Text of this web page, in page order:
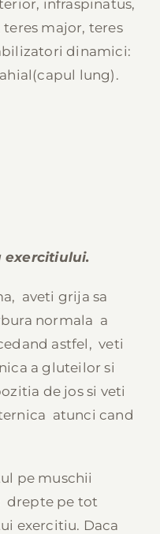
infraspinatus,
major, teres
dinamici:
lung).
exercitiului.
aveti grija sa
normala a
astfel, veti
a gluteilor si
de jos si veti
atunci cand
pe muschii
drepte pe tot
exercitiu. Daca